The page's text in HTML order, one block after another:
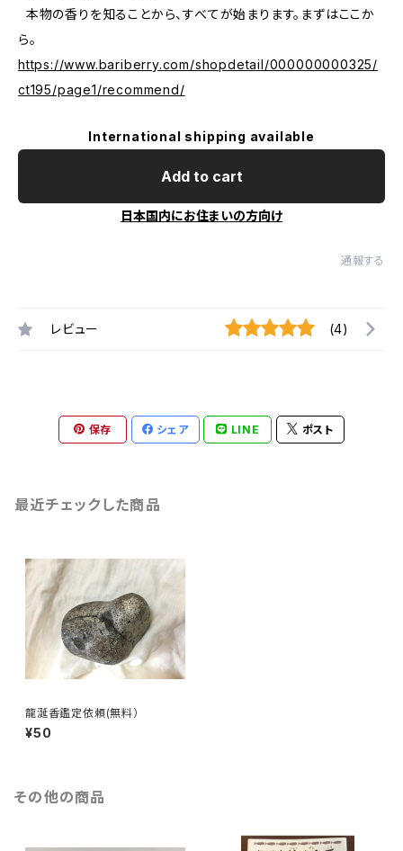
本物の香りを知ることから、すべてが始まります。まずはここか
ら。
https://www.bariberry.com/shopdetail/000000000325/
ct195/page1/recommend/
International shipping available
Add to cart
日本国内にお住まいの方向け
通報する
レビュー (4)
保存 シェア LINE ポスト
最近チェックした商品
龍涎香鑑定依頼(無料）
¥50
その他の商品